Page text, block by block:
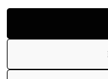
Adresse:
Email: